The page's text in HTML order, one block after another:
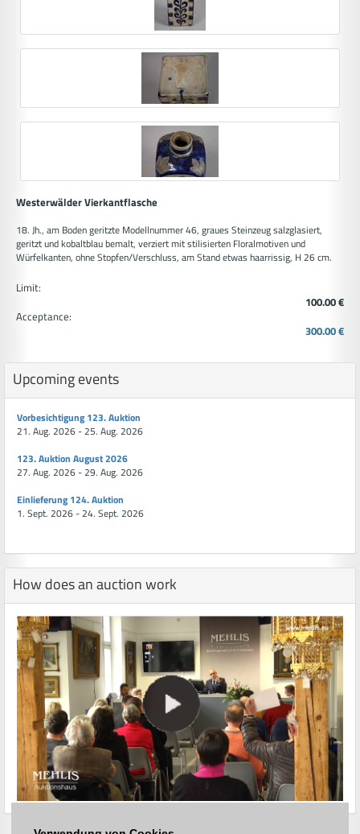
Westerwälder Vierkantflasche
18. Jh., am Boden geritzte Modellnummer 46, graues Steinzeug salzglasiert,
geritzt und kobaltblau bemalt, verziert mit stilisierten Floralmotiven und
Würfelkanten, ohne Stopfen/Verschluss, am Stand etwas haarrissig, H 26 cm.
Limit:
100.00 €
Acceptance:
300.00 €
Upcoming events
Vorbesichtigung 123. Auktion
21. Aug. 2026 - 25. Aug. 2026
123. Auktion August 2026
27. Aug. 2026 - 29. Aug. 2026
Einlieferung 124. Auktion
1. Sept. 2026 - 24. Sept. 2026
How does an auction work